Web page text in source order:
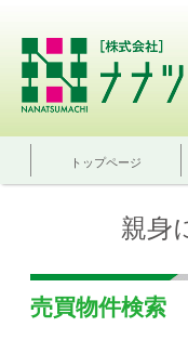
トップページ
親身
売買物件検索